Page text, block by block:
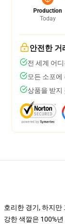
Production
Today
안전한 거
전 세계 어
모든 소포에
상품을 받지
호리한 경기, 하지만
강한 색깔은 100%